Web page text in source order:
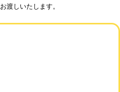
渡しいたします。